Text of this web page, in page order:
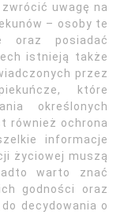
uwagę na
– osoby te
oraz posiadać
istnieją także
przez
które
określonych
również ochrona
informacje
życiowej muszą
warto znać
godności oraz
do decydowania o